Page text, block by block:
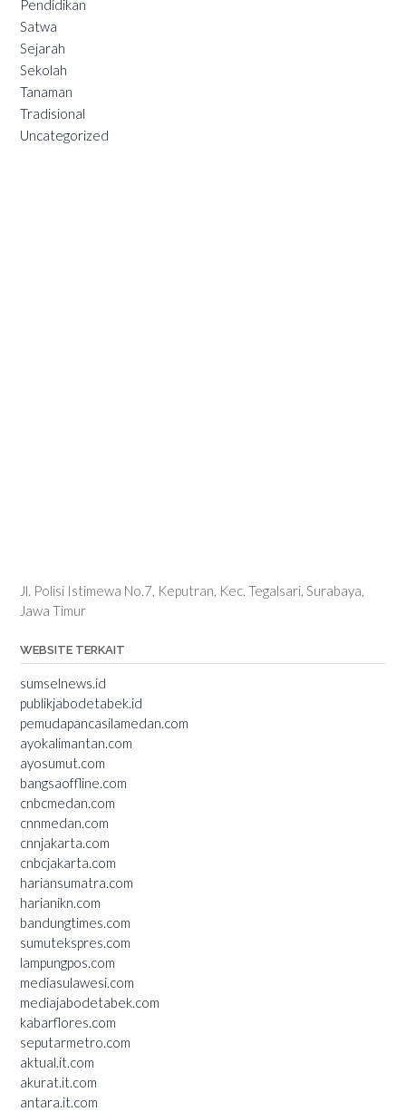
Pendidikan
Satwa
Sejarah
Sekolah
Tanaman
Tradisional
Uncategorized
Jl. Polisi Istimewa No.7, Keputran, Kec. Tegalsari, Surabaya,
Jawa Timur
WEBSITE TERKAIT
sumselnews.id
publikjabodetabek.id
pemudapancasilamedan.com
ayokalimantan.com
ayosumut.com
bangsaoffline.com
cnbcmedan.com
cnnmedan.com
cnnjakarta.com
cnbcjakarta.com
hariansumatra.com
harianikn.com
bandungtimes.com
sumutekspres.com
lampungpos.com
mediasulawesi.com
mediajabodetabek.com
kabarflores.com
seputarmetro.com
aktual.it.com
akurat.it.com
antara.it.com